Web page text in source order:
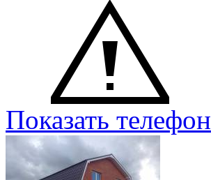
Показать телефон